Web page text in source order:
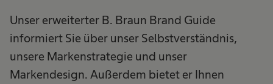
Unser erweiterter B. Braun Brand Guide
informiert Sie über unser Selbstverständnis,
unsere Markenstrategie und unser
Markendesign. Außerdem bietet er Ihnen